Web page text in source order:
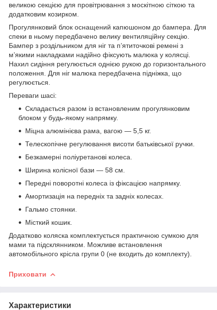
великою секцією для провітрювання з москітною сіткою та
додатковим козирком.
Прогулянковий блок оснащений капюшоном до бампера. Для
спеки в ньому передбачено велику вентиляційну секцію.
Бампер з роздільником для ніг та п’ятиточкові ремені з
м’якими накладками надійно фіксують малюка у колясці.
Нахил сидіння регулюється однією рукою до горизонтального
положення. Для ніг малюка передбачена підніжка, що
регулюється.
Переваги шасі:
Складається разом із встановленим прогулянковим
блоком у будь-якому напрямку.
Міцна алюмінієва рама, вагою — 5,5 кг.
Телескопічне регулювання висоти батьківської ручки.
Безкамерні поліуретанові колеса.
Ширина колісної бази — 58 см.
Передні поворотні колеса із фіксацією напрямку.
Амортизація на передніх та задніх колесах.
Гальмо стоянки.
Місткий кошик.
Додатково коляска комплектується практичною сумкою для
мами та підсклянником. Можливе встановлення
автомобільного крісла групи 0 (не входить до комплекту).
Приховати
Характеристики